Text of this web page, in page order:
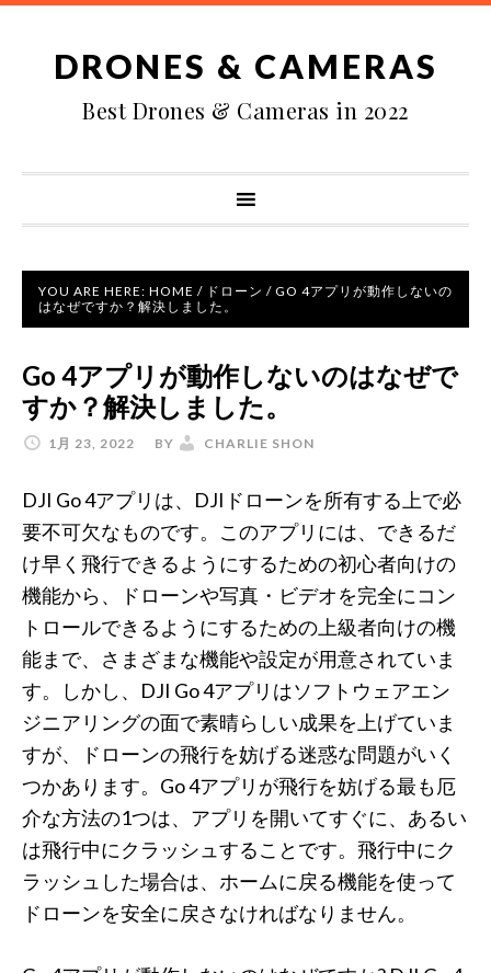
DRONES & CAMERAS
Best Drones & Cameras in 2022
YOU ARE HERE: HOME / ドローン / GO 4アプリが動作しないの
はなぜですか？解決しました。
Go 4アプリが動作しないのはなぜで
すか？解決しました。
1月 23, 2022 BY CHARLIE SHON
DJI Go 4アプリは、DJIドローンを所有する上で必
要不可欠なものです。このアプリには、できるだ
け早く飛行できるようにするための初心者向けの
機能から、ドローンや写真・ビデオを完全にコン
トロールできるようにするための上級者向けの機
能まで、さまざまな機能や設定が用意されていま
す。しかし、DJI Go 4アプリはソフトウェアエン
ジニアリングの面で素晴らしい成果を上げていま
すが、ドローンの飛行を妨げる迷惑な問題がいく
つかあります。Go 4アプリが飛行を妨げる最も厄
介な方法の1つは、アプリを開いてすぐに、あるい
は飛行中にクラッシュすることです。飛行中にク
ラッシュした場合は、ホームに戻る機能を使って
ドローンを安全に戻さなければなりません。